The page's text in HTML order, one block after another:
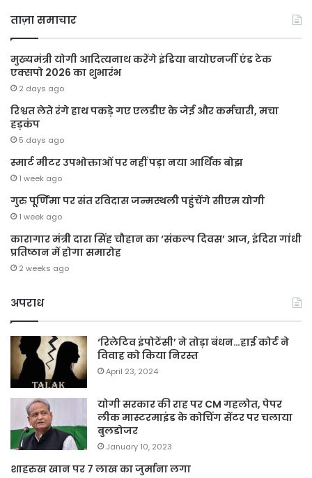
ताज़ा समाचार
मुख्यमंत्री योगी आदित्यनाथ करेंगे इंडिया बायोएनर्जी एंड टेक
एक्सपो 2026 का शुभारंभ
2 days ago
रिश्वत लेते रंगे हाथ पकड़े गए एलडीए के जेई और कर्मचारी, मचा
हड़कंप
5 days ago
स्मार्ट मीटर उपभोक्ताओं पर नहीं पड़ा नया आर्थिक बोझ
1 week ago
गुरु पूर्णिमा पर संत रविदास जन्मस्थली पहुंचेंगे सीएम योगी
1 week ago
कारागार मंत्री दारा सिंह चौहान का ‘संकल्प दिवस’ आज, इंदिरा गांधी
प्रतिष्ठान में होगा समारोह
2 weeks ago
अपराध
‘रिलेटिव इंपोटेंसी’ ने तोड़ा बंधन…हाई कोर्ट ने
विवाह को किया निरस्त
April 23, 2024
योगी सरकार की राह पर CM गहलोत, पेपर
लीक मास्टरमाइंड के कोचिंग सेंटर पर चलाया
बुलडोजर
January 10, 2023
शाहरुख खान पर 7 लाख का जुर्माना लगा